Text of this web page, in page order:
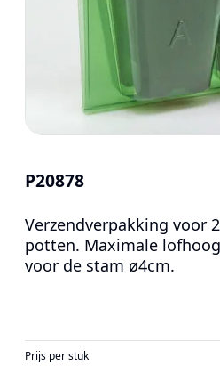
P20878
Verzendverpakking voor
potten. Maximale
voor de stam ø4cm.
Prijs per stuk